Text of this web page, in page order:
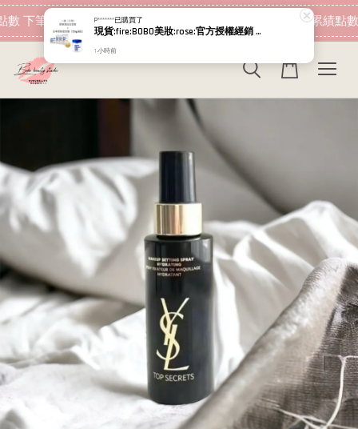
下筆消費即可折抵 現在去購物！ 加入會員 消費即可累績點數
P*******已購買了
現貨:fire:BOBO美妝:rose:官方授權經銷 日本NIPPI 日本製100%純膠原蛋白胜肽白金版 1盒3袋(附5g湯匙) 易吸收
1 小時前